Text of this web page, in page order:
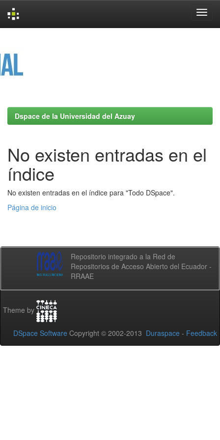
Dspace de la Universidad del Azuay
No existen entradas en el
índice
No existen entradas en el índice para "Todo DSpace".
Página de inicio
Repositorio integrado a la Red de
Repositorios de Acceso Abierto del Ecuador -
RRAAE
Theme by
DSpace Software Copyright © 2002-2013 Duraspace - Feedback